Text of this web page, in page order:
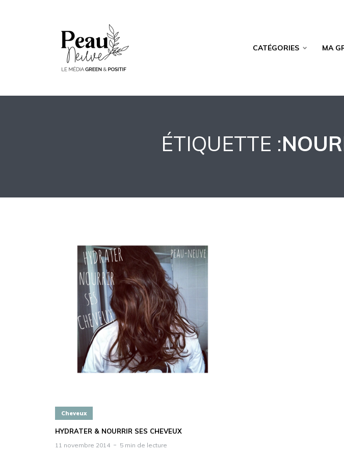
CATÉGORIES MA
ÉTIQUETTE :
Cheveux
HYDRATER & NOURRIR SES CHEVEUX
11 novembre 2014 5 min de lecture